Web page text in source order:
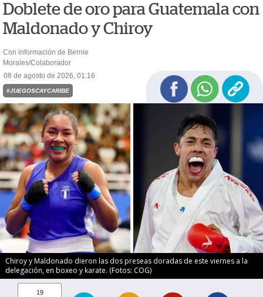
Doblete de oro para Guatemala con
Maldonado y Chiroy
Con información de Bernie
Morales/Colaborador
08 de agosto de 2026, 01:16
#JUEGOSCAYCARIBE
Chiroy y Maldonado dieron las dos preseas doradas de este viernes a la
delegación, en boxeo y karate. (Fotos: COG)
19